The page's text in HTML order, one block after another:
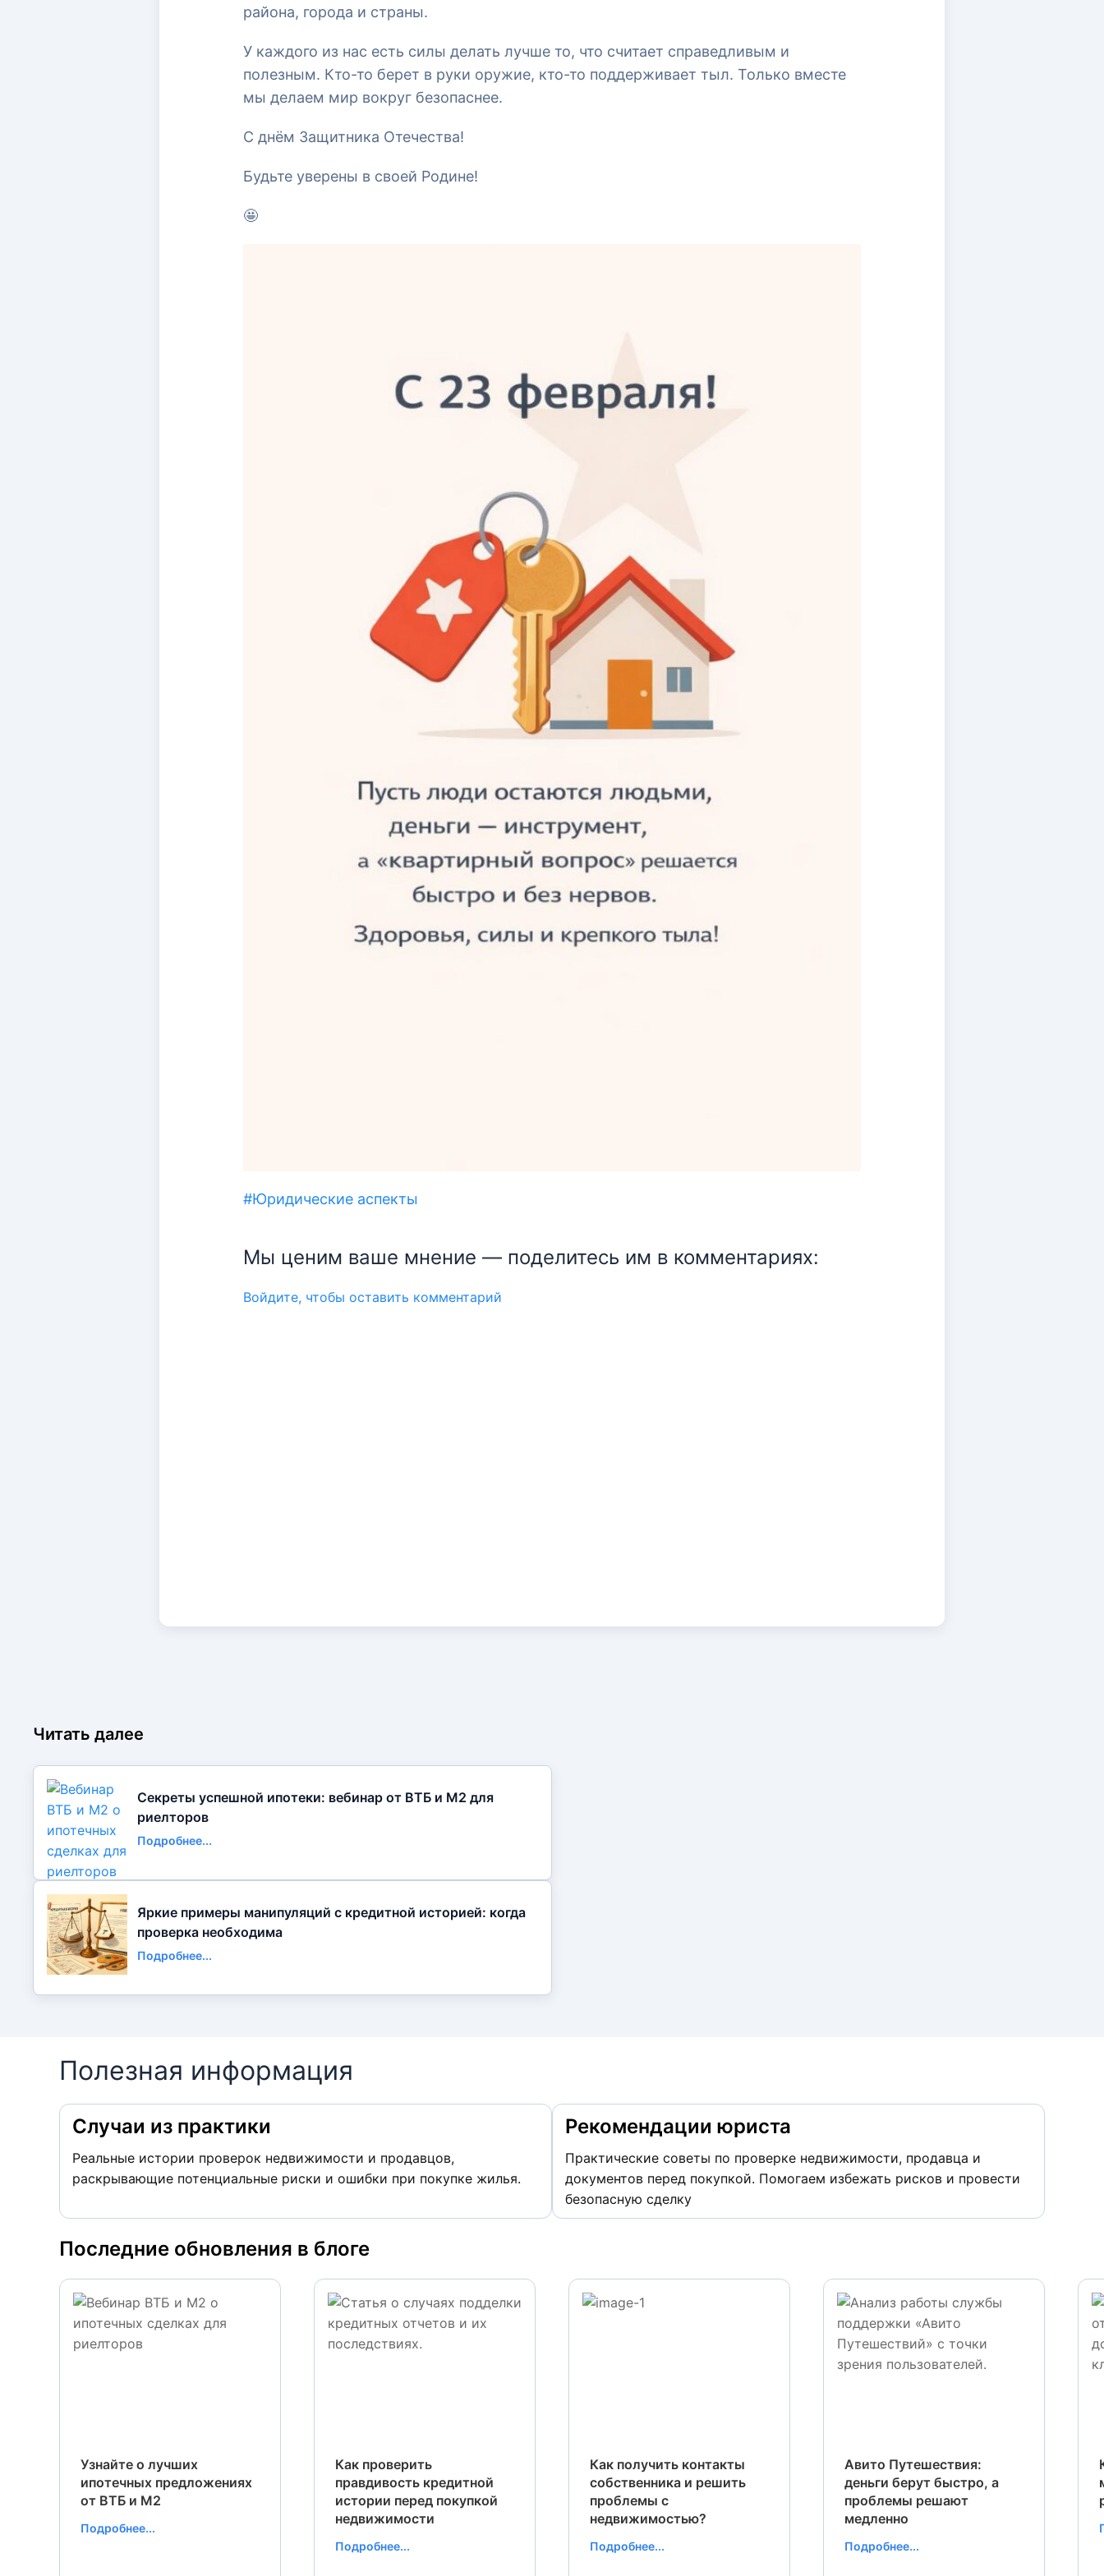
района, города и страны.
У каждого из нас есть силы делать лучше то, что считает справедливым и
полезным. Кто-то берет в руки оружие, кто-то поддерживает тыл. Только вместе
мы делаем мир вокруг безопаснее.
С днём Защитника Отечества!
Будьте уверены в своей Родине!
🤩
#Юридические аспекты
Мы ценим ваше мнение — поделитесь им в комментариях:
Войдите, чтобы оставить комментарий
Читать далее
Секреты успешной ипотеки: вебинар от ВТБ и М2 для
риелторов
Подробнее...
Яркие примеры манипуляций с кредитной историей: когда
проверка необходима
Подробнее...
Полезная информация
Случаи из практики
Реальные истории проверок недвижимости и продавцов,
раскрывающие потенциальные риски и ошибки при покупке жилья.
Рекомендации юриста
Практические советы по проверке недвижимости, продавца и
документов перед покупкой. Помогаем избежать рисков и провести
безопасную сделку
Последние обновления в блоге
Узнайте о лучших
ипотечных предложениях
от ВТБ и М2
Подробнее...
Как проверить
правдивость кредитной
истории перед покупкой
недвижимости
Подробнее...
Как получить контакты
собственника и решить
проблемы с
недвижимостью?
Подробнее...
Авито Путешествия:
деньги берут быстро, а
проблемы решают
медленно
Подробнее...